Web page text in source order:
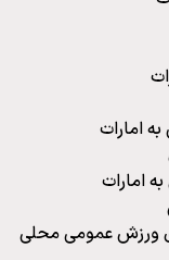
امارات
امارات
ورزش عمومی محلی